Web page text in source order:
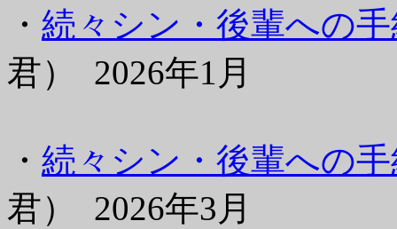
・ 続々シン・後輩への
君） 2026年1月
・ 続々シン・後輩への
君） 2026年3月